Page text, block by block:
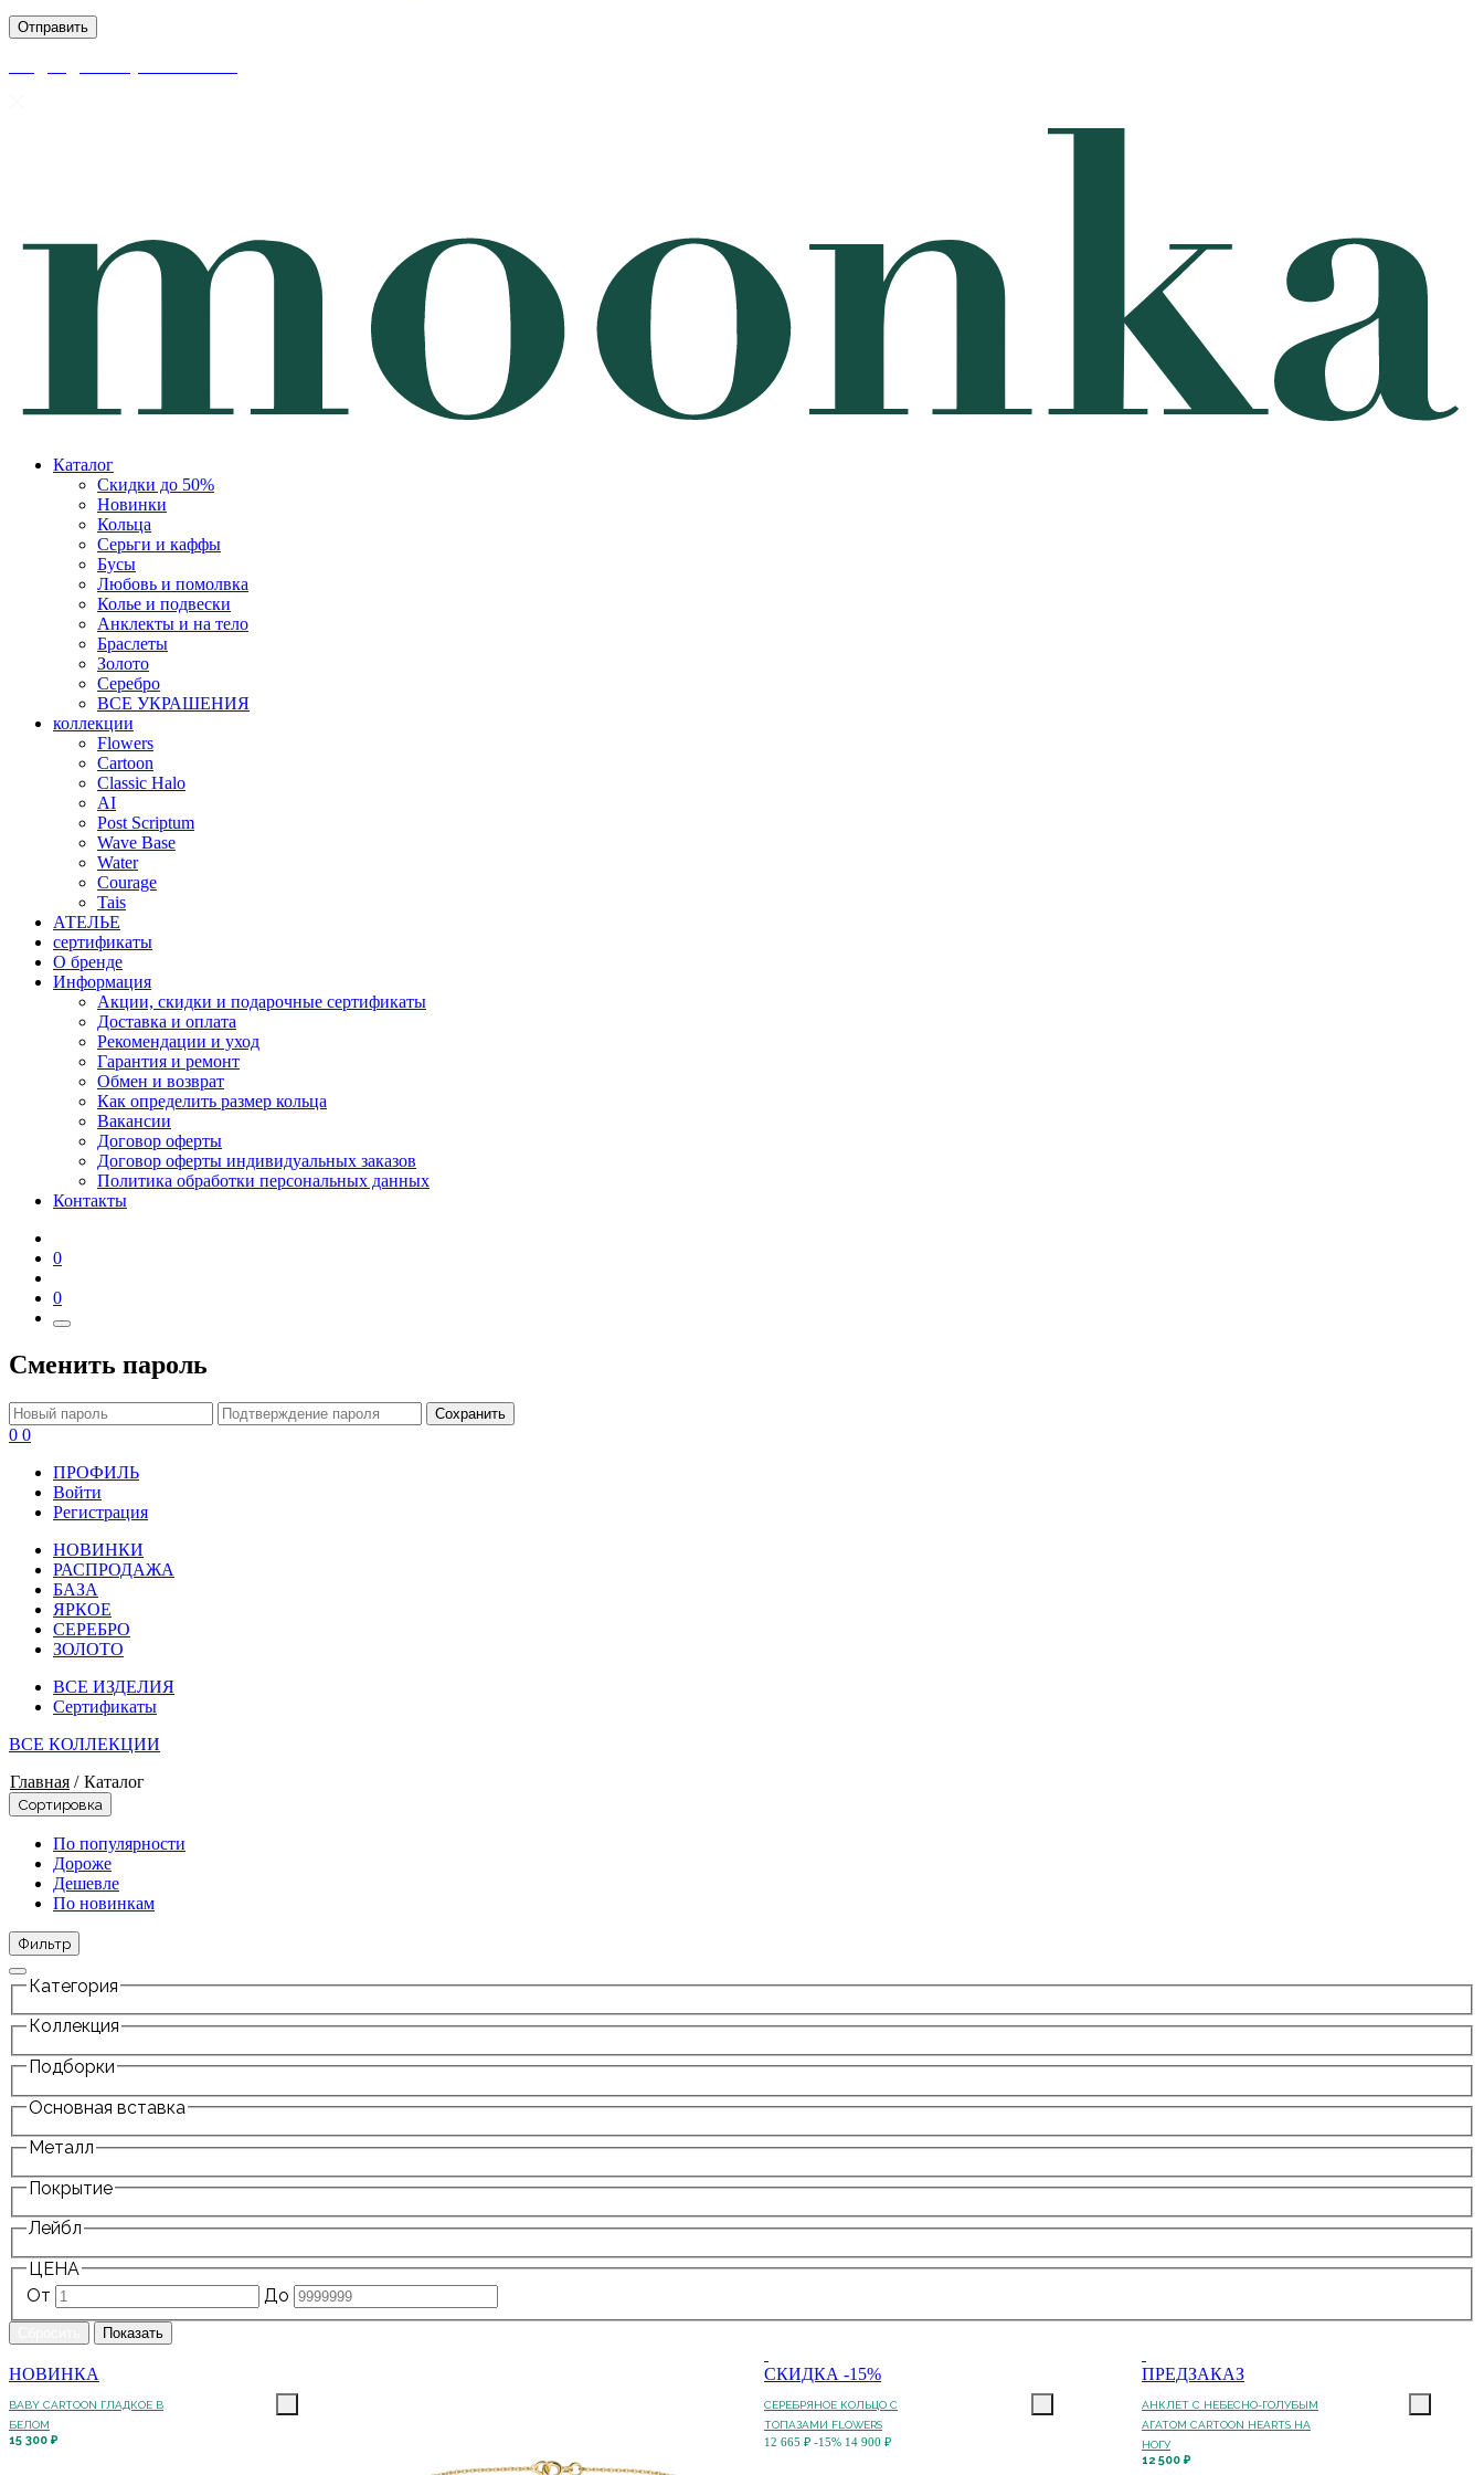
Каталог
Скидки до 50%
Новинки
Кольца
Серьги и каффы
Бусы
Любовь и помолвка
Колье и подвески
Анклекты и на тело
Браслеты
Золото
Серебро
ВСЕ УКРАШЕНИЯ
коллекции
Flowers
Cartoon
Classic Halo
AI
Post Scriptum
Wave Base
Water
Courage
Tais
АТЕЛЬЕ
сертификаты
О бренде
Информация
Акции, скидки и подарочные сертификаты
Доставка и оплата
Рекомендации и уход
Гарантия и ремонт
Обмен и возврат
Как определить размер кольца
Вакансии
Договор оферты
Договор оферты индивидуальных заказов
Политика обработки персональных данных
Контакты
0
0
Сменить пароль
Сохранить
0 0
ПРОФИЛЬ
Войти
Регистрация
НОВИНКИ
РАСПРОДАЖА
БАЗА
ЯРКОЕ
СЕРЕБРО
ЗОЛОТО
ВСЕ ИЗДЕЛИЯ
Сертификаты
ВСЕ КОЛЛЕКЦИИ
Главная / Каталог
Сортировка
По популярности
Дороже
Дешевле
По новинкам
Фильтр
Категория
Коллекция
Подборки
Основная вставка
Металл
Покрытие
Лейбл
ЦЕНА
От
До
НОВИНКА
BABY CARTOON ГЛАДКОЕ В
БЕЛОМ
15 300 ₽
СКИДКА -15%
СЕРЕБРЯНОЕ КОЛЬЦО С
ТОПАЗАМИ FLOWERS
12 665 ₽ -15% 14 900 ₽
ПРЕДЗАКАЗ
АНКЛЕТ С НЕБЕСНО-ГОЛУБЫМ
АГАТОМ CARTOON HEARTS НА
НОГУ
12 500 ₽